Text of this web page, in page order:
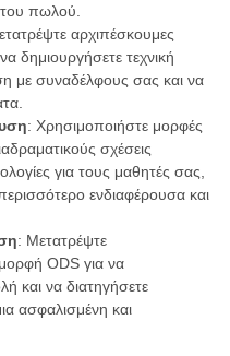
του πωλού.
αρχιπέσκουμες
δημιουργήσετε τεχνική
με συναδέλφους σας και να
: Χρησιμοποιήστε μορφές
σχέσεις
για τους μαθητές σας,
ενδιαφέρουσα και
: Μετατρέψτε
ODS για να
και να διατηγήσετε
ασφαλισμένη και